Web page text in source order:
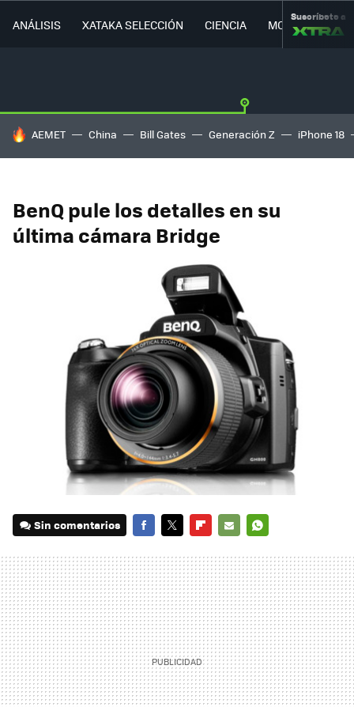
ANÁLISIS XATAKA SELECCIÓN CIENCIA MOVILIDAD
Suscríbete a
HOY SE HABLA DE
AEMET China Bill Gates Generación Z iPhone 18
BenQ pule los detalles en su
última cámara Bridge
Sin comentarios
MAIL